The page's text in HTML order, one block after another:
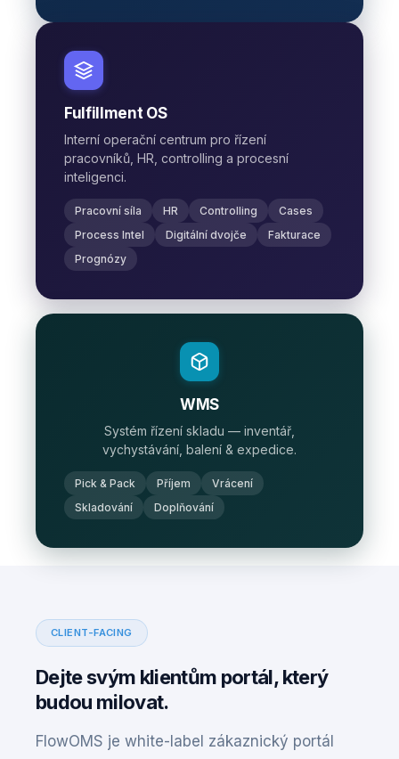
Fulfillment OS
Interní operační centrum pro řízení
pracovníků, HR, controlling a procesní
inteligenci.
Pracovní síla HR Controlling
Cases
Process Intel
Digitální dvojče
Fakturace
Prognózy
WMS
Systém řízení skladu — inventář,
vychystávání, balení & expedice.
Pick & Pack Příjem
Vrácení
Skladování
Doplňování
CLIENT-FACING
Dejte svým klientům portál, který
budou milovat.
FlowOMS je white-label zákaznický portál